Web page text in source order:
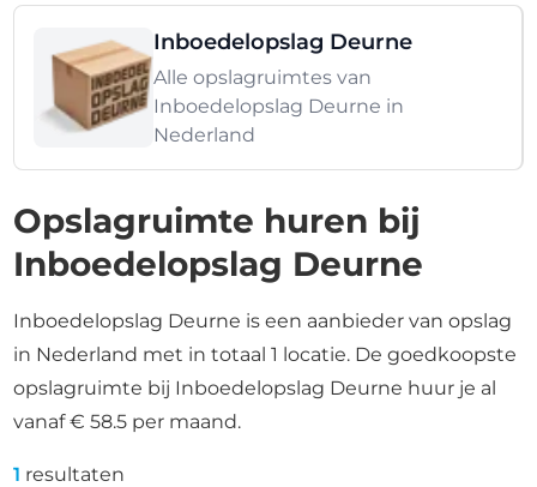
Inboedelopslag Deurne
Alle opslagruimtes van
Inboedelopslag Deurne in
Nederland
Opslagruimte huren bij
Inboedelopslag Deurne
Inboedelopslag Deurne is een aanbieder van opslag
in Nederland met in totaal 1 locatie. De goedkoopste
opslagruimte bij Inboedelopslag Deurne huur je al
vanaf € 58.5 per maand.
1 resultaten